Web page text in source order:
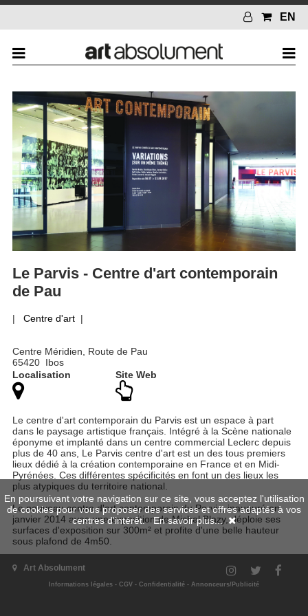
EN
Le Parvis - Centre d'art contemporain
de Pau
| Centre d'art|
Centre Méridien, Route de Pau
65420 Ibos
Localisation
Site Web
Le centre d'art contemporain du Parvis est un espace à part
dans le paysage artistique français. Intégré à la Scène nationale
éponyme et implanté dans un centre commercial Leclerc depuis
plus de 40 ans, Le Parvis centre d'art est un des tous premiers
lieux dédié à la création contemporaine en France et en Midi-
Pyrénées. Ces différentes spécificités en font un des lieux les
plus atypiques du territoire national.
Le nouveau centre d'art contemporain du Parvis, inauguré en
janvier 2014 avec une exposition de Michel Blazy, déploie ses
surfaces d'exposition sur 300m² et profite d'une belle hauteur
sous plafond de 4m50.
Avec ce nouvel espace, Le Parvis centre d'art contemporain
continue à se penser comme une fabrique d'imaginaires où la
création la plus actuelle s'exprime en toute liberté. Son projet
Art Absolument
Informations légales - CGV - Confidentialité - Annonceurs/Publicité
En poursuivant votre navigation sur ce site, vous acceptez l'utilisation
de cookies pour vous proposer des services et offres adaptés à vos
centres d'intérêt.En savoir plus...